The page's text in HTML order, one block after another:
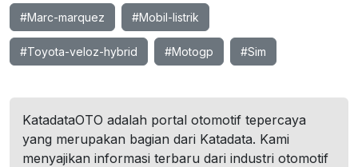
#Marc-marquez #Mobil-listrik
#Toyota-veloz-hybrid #Motogp #Sim
KatadataOTO adalah portal otomotif tepercaya
yang merupakan bagian dari Katadata. Kami
menyajikan informasi terbaru dari industri otomotif